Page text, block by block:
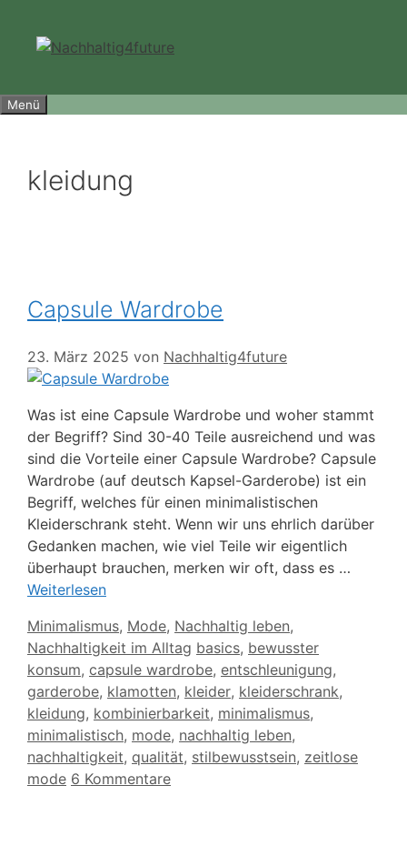
springen
Menü
kleidung
Capsule Wardrobe
23. März 2025 von Nachhaltig4future
Was ist eine Capsule Wardrobe und woher stammt
der Begriff? Sind 30-40 Teile ausreichend und was
sind die Vorteile einer Capsule Wardrobe? Capsule
Wardrobe (auf deutsch Kapsel-Garderobe) ist ein
Begriff, welches für einen minimalistischen
Kleiderschrank steht. Wenn wir uns ehrlich darüber
Gedanken machen, wie viel Teile wir eigentlich
überhaupt brauchen, merken wir oft, dass es …
Weiterlesen
Kategorien
Minimalismus, Mode, Nachhaltig leben,
Nachhaltigkeit im Alltag Schlagwörter
basics, bewusster
konsum, capsule wardrobe, entschleunigung,
garderobe, klamotten, kleider, kleiderschrank,
kleidung, kombinierbarkeit, minimalismus,
minimalistisch, mode, nachhaltig leben,
nachhaltigkeit, qualität, stilbewusstsein, zeitlose
mode 6 Kommentare